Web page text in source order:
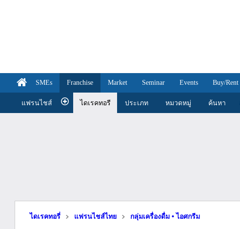
SMEs Franchise Market Seminar Events Buy/Rent
แฟรนไชส์ ไดเรคทอรี ประเภท หมวดหมู่ ค้นหา
ไดเรคทอรี่ แฟรนไชส์ไทย กลุ่มเครื่องดื่ม • ไอศกรีม